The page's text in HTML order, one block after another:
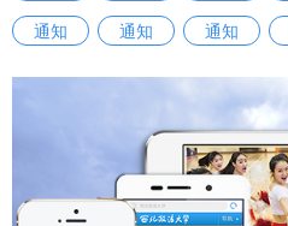
通知
通知 通知